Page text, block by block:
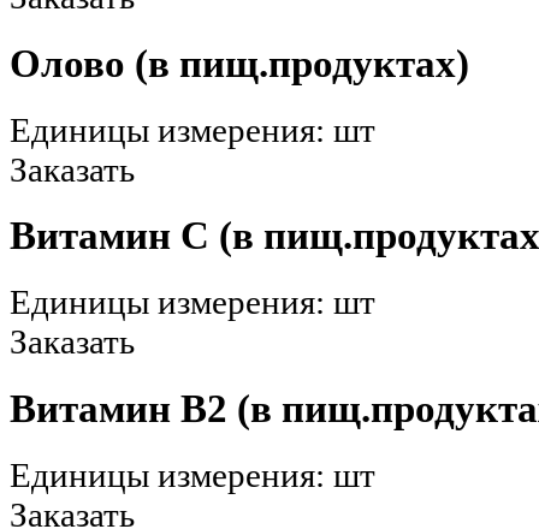
Олово (в пищ.продуктах)
Единицы измерения: шт
Заказать
Витамин С (в
Единицы измерения: шт
Заказать
Витамин В2 (в
Единицы измерения: шт
Заказать